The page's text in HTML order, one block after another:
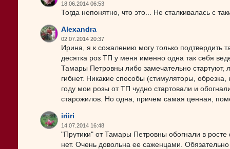
18.06.2014 06:53
Тогда непонятно, что это... Не сталкивалась с
Alexandra
02.07.2014 20:37
Ирина, я к сожалению могу только подтвердить
десятка роз ТП у меня именно одна так себя
Тамары Петровны либо замечательно стартуют,
гибнет. Никакие способы (стимуляторы,
году мои розы от ТП чудно стартовали и
старожилов. Но одна, причем самая ценная,
iriiri
14.07.2014 16:48
"Прутики" от Тамары Петровны обогнали в
нет. Очень довольна ее саженцами.